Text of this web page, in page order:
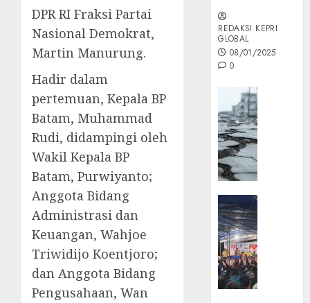
DPR RI Fraksi Partai
Nasional Demokrat,
Martin Manurung.
Hadir dalam
pertemuan, Kepala BP
Batam, Muhammad
Rudi, didampingi oleh
Wakil Kepala BP
Batam, Purwiyanto;
Anggota Bidang
Administrasi dan
Keuangan, Wahjoe
Triwidijo Koentjoro;
dan Anggota Bidang
Pengusahaan, Wan
REDAKSI KEPRI
GLOBAL
08/01/2025
0